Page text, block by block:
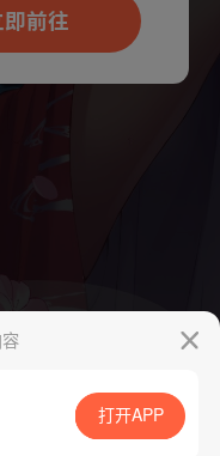
App免费看
打开APP
即前往